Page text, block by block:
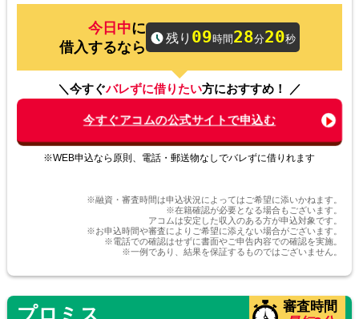
40代 Aさん
電話連絡を回避できるのが良い
や家族に迷惑をかけることなく お金を借りれ
るのでおすすめです。
20代 Sさん
お得な利息で利用者をサポート！
アコムのカードローンは上限金利が低く、他
返済の負担が軽くなるので、安心して利用で
に
借入するなら
残り 09時間 28分20秒
＼今すぐバレずに借りたい方におすすめ！ ／
今すぐアコムの公式サイトで申込む
※WEB申込なら原則、電話・郵送物なしでバレずに借りれます
※融資・審査時間は申込状況によってはご希望に添いかねます。
※在籍確認が必要となる場合もございます。
アコムは安定した収入のある方が申込対象です。
※お申込時間や審査によりご希望に添えない場合がございます。
※電話での確認はせずに書面やご申告内容での確認を実施。
※一例であり、結果を保証するものではございません。
審査時間